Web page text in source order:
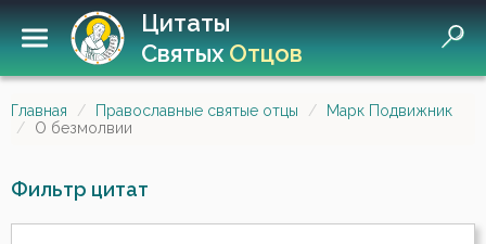
Цитаты
СвятыхОтцов
Главная Православные святые отцы
Марк Подвижник
О безмолвии
Фильтр цитат